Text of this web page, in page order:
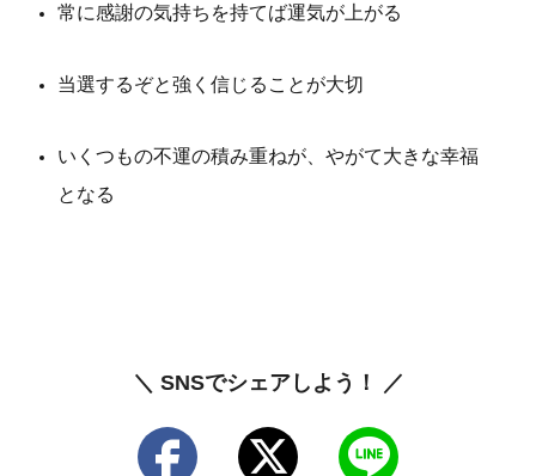
常に感謝の気持ちを持てば運気が上がる
当選するぞと強く信じることが大切
いくつもの不運の積み重ねが、やがて大きな幸福
となる
＼ SNSでシェアしよう！ ／